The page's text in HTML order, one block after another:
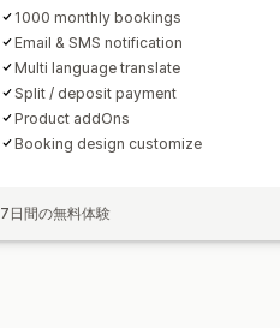
1000 monthly bookings
Email & SMS notification
Multi language translate
Split / deposit payment
Product addOns
Booking design customize
7日間の無料体験